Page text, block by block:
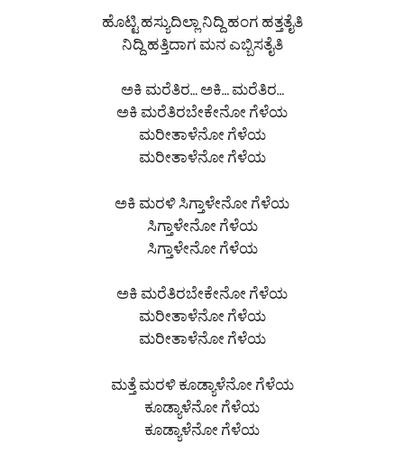
ಹೊಟ್ಟಿ ಹಸ್ಯುದಿಲ್ಲಾ ನಿದ್ದಿ ಹಂಗ ಹತ್ತತೈತಿ
ನಿದ್ದಿ ಹತ್ತಿದಾಗ ಮನ ಎಬ್ಬಿಸತೈತಿ
ಅಕಿ ಮರೆತಿರ… ಅಕಿ… ಮರೆತಿರ…
ಅಕಿ ಮರೆತಿರಬೇಕೇನೋ ಗೆಳೆಯ
ಮರೀತಾಳೆನೋ ಗೆಳೆಯ
ಮರೀತಾಳೆನೋ ಗೆಳೆಯ
ಅಕಿ ಮರಳಿ ಸಿಗ್ತಾಳೇನೋ ಗೆಳೆಯ
ಸಿಗ್ತಾಳೇನೋ ಗೆಳೆಯ
ಸಿಗ್ತಾಳೇನೋ ಗೆಳೆಯ
ಅಕಿ ಮರೆತಿರಬೇಕೇನೋ ಗೆಳೆಯ
ಮರೀತಾಳೆನೋ ಗೆಳೆಯ
ಮರೀತಾಳೆನೋ ಗೆಳೆಯ
ಮತ್ತೆ ಮರಳಿ ಕೂಡ್ಯಾಳೆನೋ ಗೆಳೆಯ
ಕೂಡ್ಯಾಳೆನೋ ಗೆಳೆಯ
ಕೂಡ್ಯಾಳೆನೋ ಗೆಳೆಯ